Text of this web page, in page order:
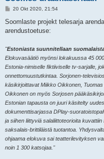
P
s
i
s
20 Okt 2020, 21:54
Soomlaste projekt telesarja
arendustoetuse:
"Estoniasta suunnitellaan
Elokuvasäätiö myönsi lokakuussa 45
Estonia-nimiselle fiktiiviselle tv-sarjalle,
onnettomuustutkintaa. Sorjonen-
käsikirjoittavat Miikko Oikkonen,
Oikkonen on myös Sorjosen
Estonian tapausta on juuri käsitelty
dokumenttisarjassa DPlay-
ja siihen liittyviä salaliittoteorioita
saksalais-brittiläistä tuotantoa.
ohjaama elokuva sai teatterilevityksen
noin 1 300 katsojaa."